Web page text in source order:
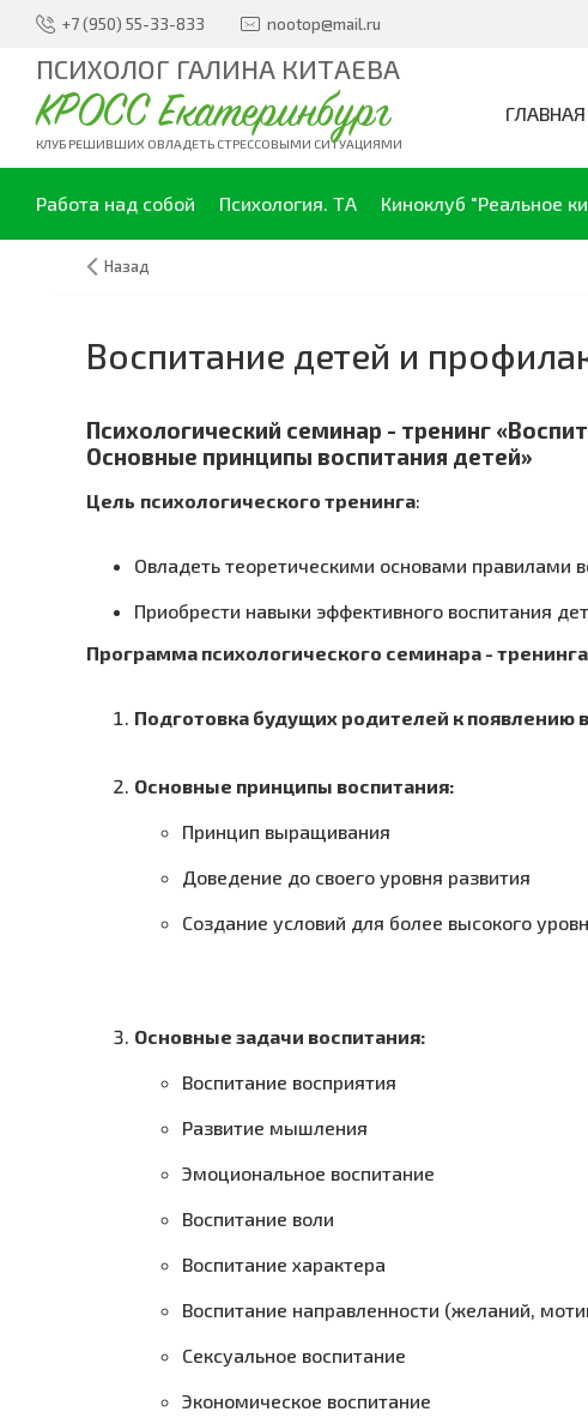
+7 (950) 55-33-833 nootop@mail.ru
ПСИХОЛОГ ГАЛИНА КИТАЕВА
КРОСС Екатеринбург
КЛУБ РЕШИВШИХ ОВЛАДЕТЬ СТРЕССОВЫМИ СИТУАЦИЯМИ
ГЛАВНАЯ
Работа над собой Психология. ТА Киноклуб "Реальное
Назад
Воспитание детей и
Психологический семинар - тренинг
Основные принципы воспитания детей»
Цель психологического тренинга:
Овладеть теоретическими основами правилами
Приобрести навыки эффективного воспитания
Программа психологического семинара -
Подготовка будущих родителей к появлению
Основные принципы воспитания:
Принцип выращивания
Доведение до своего уровня развития
Создание условий для более высокого
Основные задачи воспитания:
Воспитание восприятия
Развитие мышления
Эмоциональное воспитание
Воспитание воли
Воспитание характера
Воспитание направленности (желаний,
Сексуальное воспитание
Экономическое воспитание